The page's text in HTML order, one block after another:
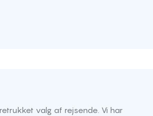
valg af rejsende. Vi har